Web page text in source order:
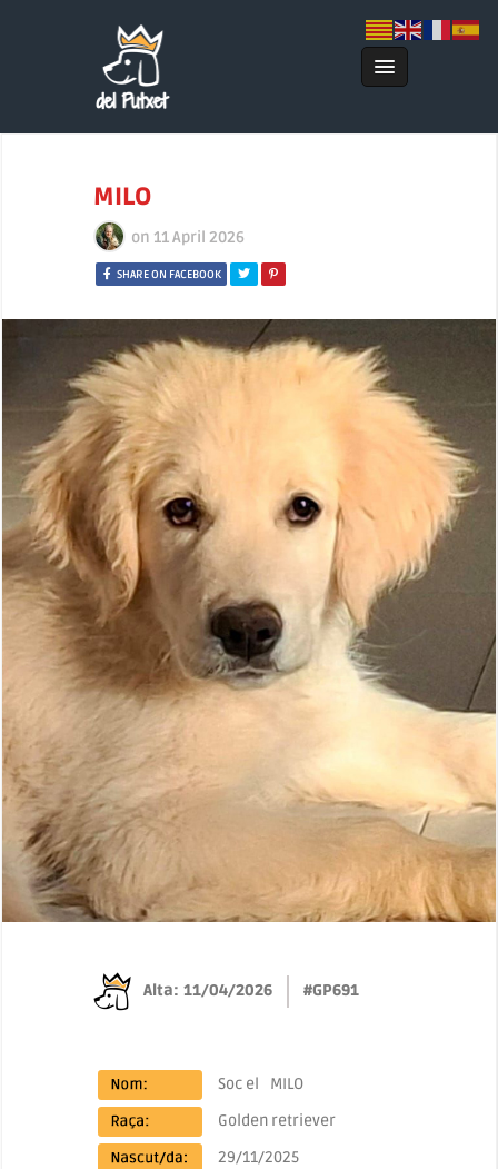
MILO
on 11 April 2026
SHARE ON FACEBOOK
Alta: 11/04/2026 #GP691
Soc el
MILO
Golden retriever
29/11/2025